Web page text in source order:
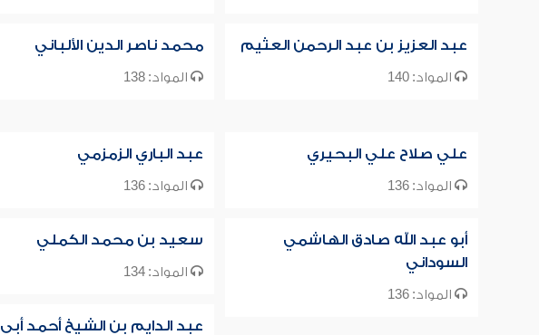
عبد العزيز بن عبد الرحمن العثيم
المواد: 140
محمد ناصر الدين الألباني
المواد: 138
علي صلاح علي البحيري
المواد: 136
عبد الباري الزمزمي
المواد: 136
أبو عبد الله صادق الهاشمي
السوداني
المواد: 136
سعيد بن محمد الكملي
المواد: 134
عبد الدايم بن الشيخ أحمد أبي